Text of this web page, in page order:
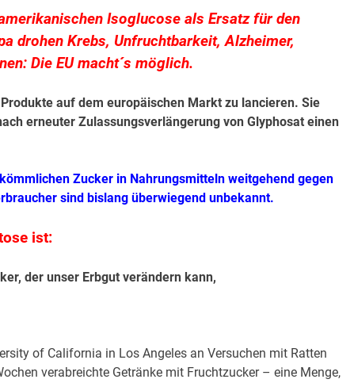
Isoglucose als Ersatz für den
drohen Krebs, Unfruchtbarkeit, Alzheimer,
Die EU macht´s möglich.
auf dem europäischen Markt zu lancieren. Sie
erneuter Zulassungsverlängerung von Glyphosat einen
Zucker in Nahrungsmitteln weitgehend gegen
sind bislang überwiegend unbekannt.
ist:
der unser Erbgut verändern kann,
of California in Los Angeles an Versuchen mit Ratten
verabreichte Getränke mit Fruchtzucker – eine Menge,